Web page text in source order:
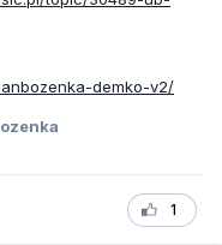
demko-v2/
1